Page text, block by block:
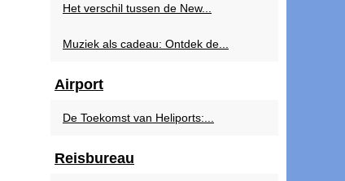
Het verschil tussen de New...
Muziek als cadeau: Ontdek de...
Airport
De Toekomst van Heliports:...
Reisbureau